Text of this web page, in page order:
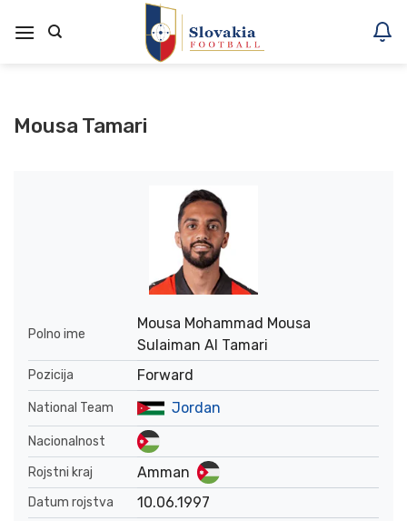
na
Mousa Tamari
Polno ime
Mousa Mohammad Mousa
Sulaiman Al Tamari
Pozicija Forward
National Team Jordan
Nacionalnost
Rojstni kraj
Amman
Datum rojstva 10.06.1997